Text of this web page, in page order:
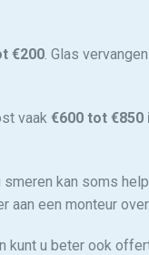
€200. Glas
vaak €600 tot
kan soms
aan een monteur over.
kunt u beter ook